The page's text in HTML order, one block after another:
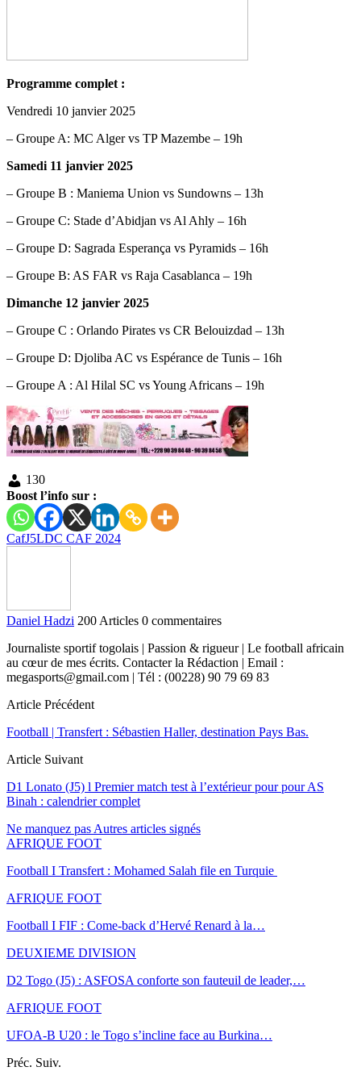
Programme complet :
Vendredi 10 janvier 2025
– Groupe A: MC Alger vs TP Mazembe – 19h
Samedi 11 janvier 2025
– Groupe B : Maniema Union vs Sundowns – 13h
– Groupe C: Stade d’Abidjan vs Al Ahly – 16h
– Groupe D: Sagrada Esperança vs Pyramids – 16h
– Groupe B: AS FAR vs Raja Casablanca – 19h
Dimanche 12 janvier 2025
– Groupe C : Orlando Pirates vs CR Belouizdad – 13h
– Groupe D: Djoliba AC vs Espérance de Tunis – 16h
– Groupe A : Al Hilal SC vs Young Africans – 19h
130
Boost l’info sur :
CafJ5LDC CAF 2024
Daniel Hadzi 200 Articles 0 commentaires
Journaliste sportif togolais | Passion & rigueur | Le football africain
au cœur de mes écrits. Contacter la Rédaction | Email :
megasports@gmail.com | Tél : (00228) 90 79 69 83
Article Précédent
Football | Transfert : Sébastien Haller, destination Pays Bas.
Article Suivant
D1 Lonato (J5) l Premier match test à l’extérieur pour pour AS
Binah : calendrier complet
Ne manquez pas Autres articles signés
AFRIQUE FOOT
Football I Transfert : Mohamed Salah file en Turquie
AFRIQUE FOOT
Football I FIF : Come-back d’Hervé Renard à la…
DEUXIEME DIVISION
D2 Togo (J5) : ASFOSA conforte son fauteuil de leader,…
AFRIQUE FOOT
UFOA-B U20 : le Togo s’incline face au Burkina…
Préc. Suiv.